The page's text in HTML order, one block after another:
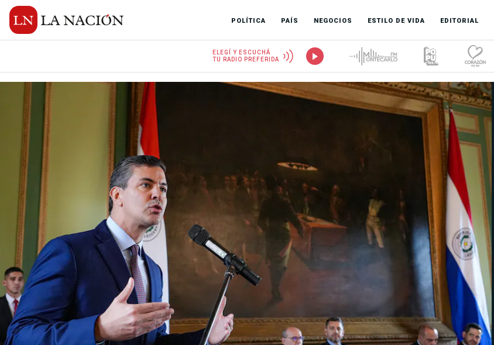
POLÍTICA PAÍS NEGOCIOS ESTILO DE VIDA EDITORIAL
ELEGÍ Y ESCUCHÁ
TU RADIO PREFERIDA